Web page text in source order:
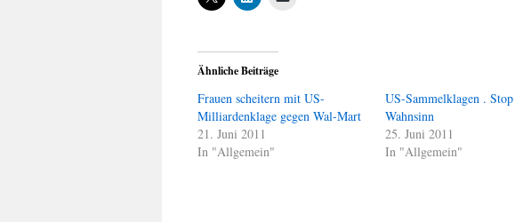
Ähnliche Beiträge
Frauen scheitern mit US-
Milliardenklage gegen Wal-Mart
21. Juni 2011
In "Allgemein"
US-Sammelklagen .
Wahnsinn
25. Juni 2011
In "Allgemein"